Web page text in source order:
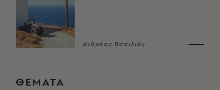
Ανδρέας Βασιλιάς
ΘΕΜΑΤΑ